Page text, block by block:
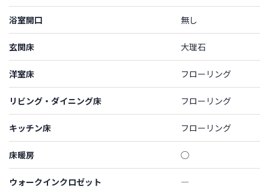
浴室開口 無し
玄関床 大理石
洋室床 フローリング
リビング・ダイニング床 フローリング
キッチン床 フローリング
床暖房 ◯
ウォークインクロゼット ―